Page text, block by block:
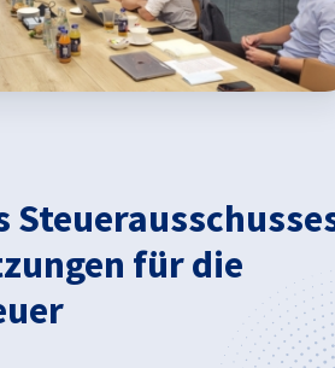
German
für die